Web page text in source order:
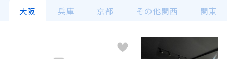
大阪 兵庫 京都 その他関西 関東